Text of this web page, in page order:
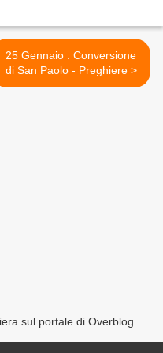
25 Gennaio : Conversione
di San Paolo - Preghiere >
sul portale di Overblog